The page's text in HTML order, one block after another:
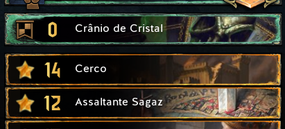
0 Crânio de Cristal
14 Cerco
12 Assaltante Sagaz